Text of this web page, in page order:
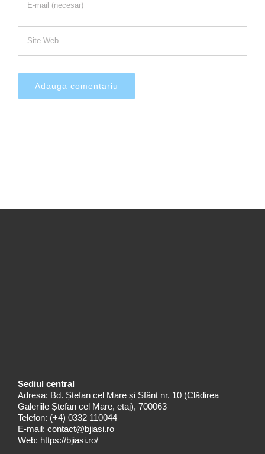
Sediul central
Adresa: Bd. Ștefan cel Mare și Sfânt nr. 10 (Clădirea
Galeriile Ștefan cel Mare, etaj), 700063
Telefon: (+4) 0332 110044
E-mail: contact@bjiasi.ro
Web: https://bjiasi.ro/